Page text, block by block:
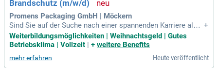
Brandschutz (m/w/d)
Promens Packaging GmbH | Möckern
Sind Sie auf der Suche nach einer spannenden Karriere als S
icherheitsfachkraft? Wir suchen engagierte Talente mit eine
r abgeschlossenen Ausbildung zur Fachkraft für Arbeitssich
ualifikation als Brandschutzbeauftragter und umfangreiche
+
Weiterbildungsmöglichkeiten | Weihnachtsgeld | Gutes
Betriebsklima | Vollzeit | + weitere Benefits
mehr erfahren Heute veröffentlicht